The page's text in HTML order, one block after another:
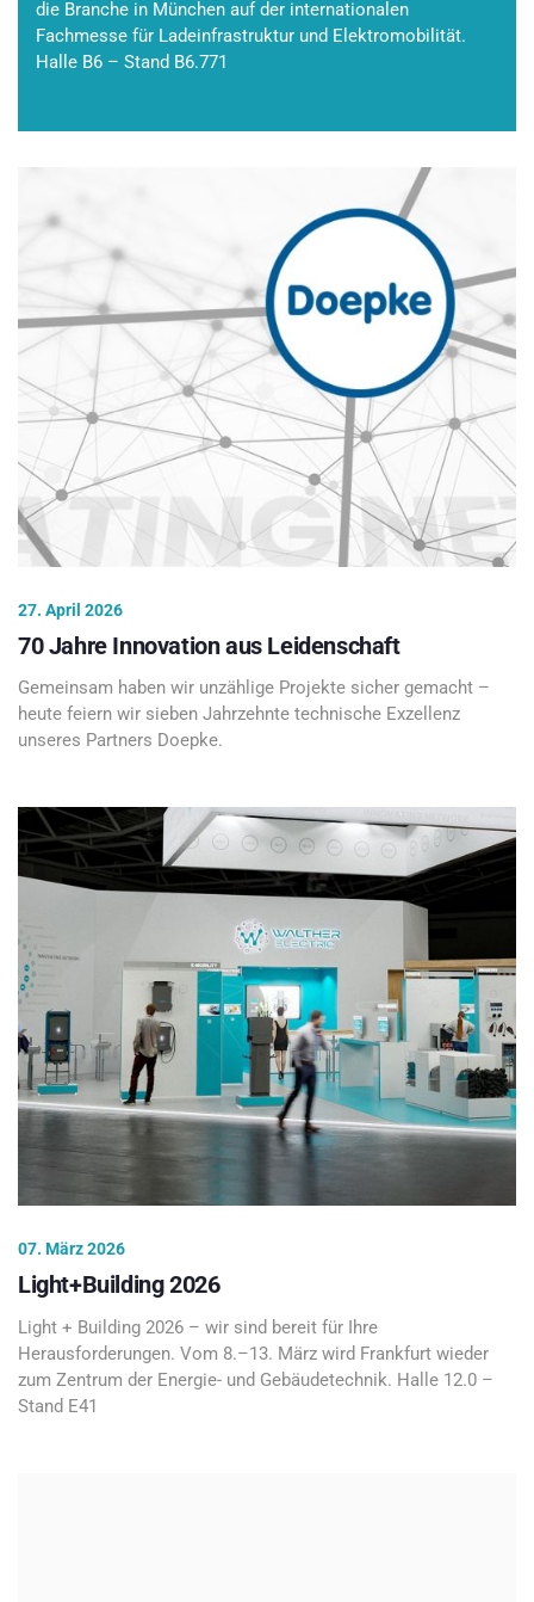
die Branche in München auf der internationalen
Fachmesse für Ladeinfrastruktur und Elektromobilität.
Halle B6 – Stand B6.771
27. April 2026
70 Jahre Innovation aus Leidenschaft
Gemeinsam haben wir unzählige Projekte sicher gemacht –
heute feiern wir sieben Jahrzehnte technische Exzellenz
unseres Partners Doepke.
07. März 2026
Light+Building 2026
Light + Building 2026 – wir sind bereit für Ihre
Herausforderungen. Vom 8.–13. März wird Frankfurt wieder
zum Zentrum der Energie- und Gebäudetechnik. Halle 12.0 –
Stand E41